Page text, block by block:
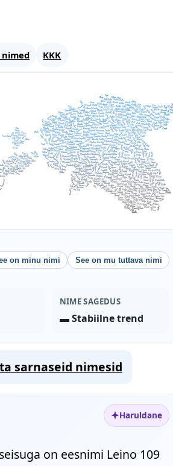
nimed KKK
on minu nimi See on mu tuttava nimi
NIME SAGEDUS
▬ Stabiilne trend
sarnaseid nimesid
Haruldane
on eesnimi Leino 109